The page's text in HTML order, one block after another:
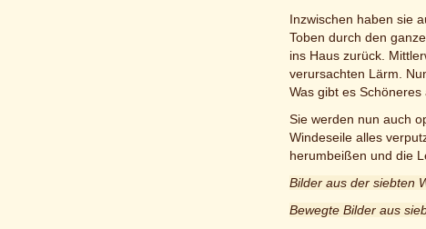
Inzwischen haben sie
Toben durch den
ins Haus zurück.
verursachten Lärm.
Was gibt es
Sie werden nun auch
Windeseile alles
herumbeißen und die
Bilder aus der siebten
Bewegte Bilder aus